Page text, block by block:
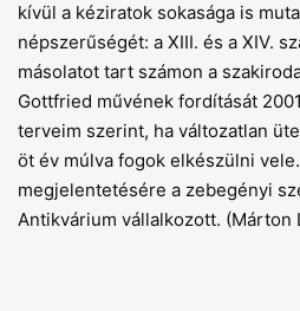
kívül a kéziratok sokasága is
népszerűségét: a XIII. és a XIV.
másolatot tart számon a
Gottfried művének fordítását
terveim szerint, ha változatlan
öt év múlva fogok elkészülni
megjelentetésére a zebegényi
Antikvárium vállalkozott. (Márton